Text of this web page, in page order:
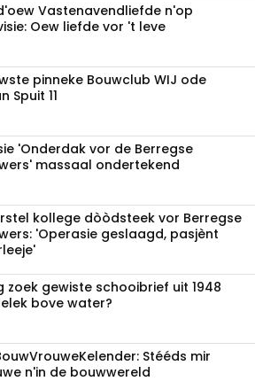
Vastenavendliefde n'op
Oew liefde vor 't leve
pinneke Bouwclub WIJ ode
Spuit 11
'Onderdak vor de Berregse
massaal ondertekend
kollege dòòdsteek vor Berregse
'Operasie geslaagd, pasjènt
zoek gewiste schooibrief uit 1948
bove water?
Stééds mir
n'in de bouwwereld